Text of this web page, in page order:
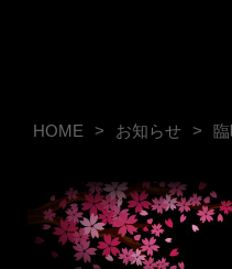
HOME > お知らせ >